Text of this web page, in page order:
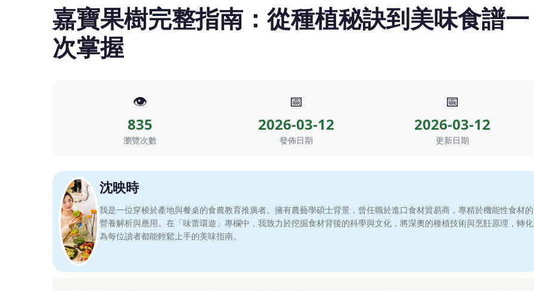
嘉寶果樹完整指南：從種植秘訣到美味食譜一
次掌握
👁️
835
瀏覽次數
📅
2026-03-12
發佈日期
📅
2026-03-12
更新日期
沈映時
我是一位穿梭於產地與餐桌的食農教育推廣者。擁有農藝學碩士背景，曾任職於進口食材貿易商，專精於機能性食材的
營養解析與應用。在「味蕾環遊」專欄中，我致力於挖掘食材背後的科學與文化，將深奧的種植技術與烹飪原理，轉化
為每位讀者都能輕鬆上手的美味指南。